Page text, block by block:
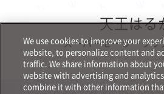
天王はる
スーパーセーラーウラ
We use cookies to improve your
website, to personalize content and
traffic. We share information about
website with advertising and
combine it with other information